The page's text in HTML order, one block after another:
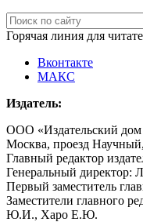
Горячая линия для
Вконтакте
МАКС
Издатель:
ООО «Издательский дом
Москва, проезд
Главный редактор
Генеральный директор:
Первый заместитель
Заместители главного
Ю.И., Харо Е.Ю.